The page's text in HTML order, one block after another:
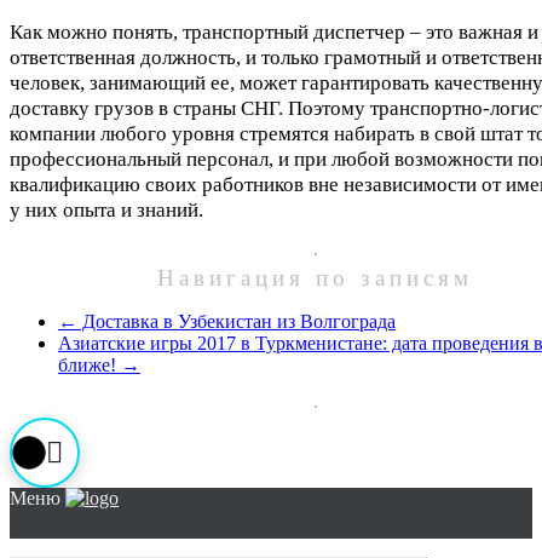
Как можно понять, транспортный диспетчер – это важная и
ответственная должность, и только грамотный и
человек, занимающий ее, может гарантировать
доставку грузов в страны СНГ. Поэтому транспортно-
компании любого уровня стремятся набирать в свой штат
профессиональный персонал, и при любой возможности
квалификацию своих работников вне независимости от
у них опыта и знаний.
Навигация по записям
← Доставка в Узбекистан из Волгограда
Азиатские игры 2017 в Туркменистане: дата проведения
ближе! →
Меню